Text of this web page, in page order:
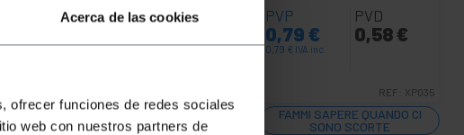
Acerca de las cookies
ofrecer funciones de redes sociales
web con nuestros partners de
PVP
2,09€IVA inc.
PVD
FAMMI SAPERE QUANDO CI
SONO SCORTE
PVP
0,79 €
0,79 € IVA inc.
PVD
0,58 €
REF: XP035
FAMMI SAPERE QUANDO CI
SONO SCORTE